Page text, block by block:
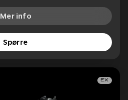
Mer info
Spørre
EX